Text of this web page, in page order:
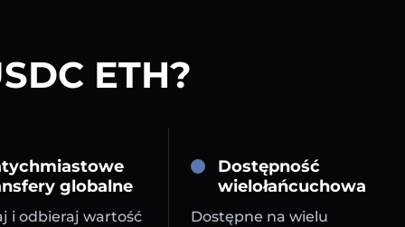
ETH?
globalne
i odbieraj wartość
Dostępność
wielołańcuchowa
Dostępne na wielu